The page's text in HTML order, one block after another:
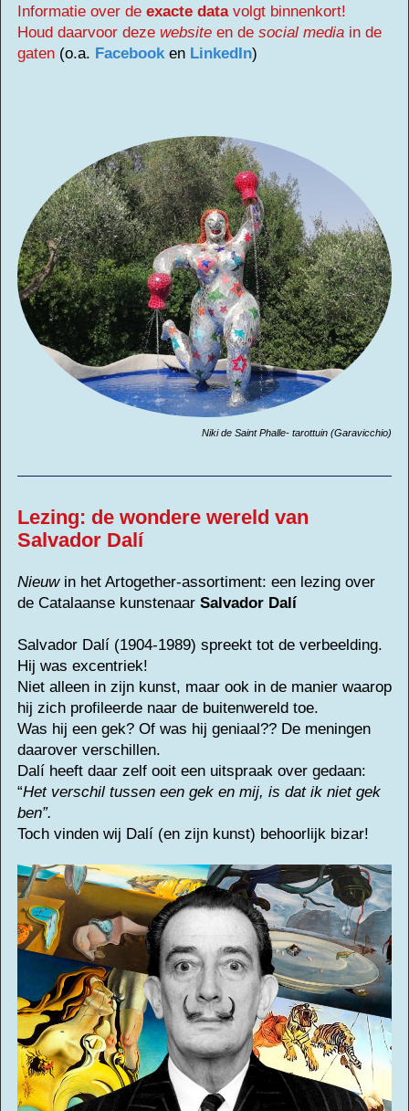
Informatie over de exacte datavolgt binnenkort!
Houd daarvoor dezewebsiteen de social mediain de
gaten(o.a. Facebooken LinkedIn)
Niki de Saint Phalle- tarottuin (Garavicchio)
Lezing: de wondere wereld van
SalvadorDalí
Nieuwin het Artogether-assortiment: een lezing over
de Catalaanse kunstenaar Salvador Dalí
Salvador Dalí (1904-1989) spreekt tot de verbeelding.
Hij was excentriek!
Niet alleen in zijn kunst, maar ook in de manier waarop
hij zich profileerde naar de buitenwereld toe.
Was hij een gek? Of was hij geniaal?? De meningen
daarover verschillen.
Dalí heeft daar zelf ooit een uitspraak over gedaan:
“Het verschil tussen een gek en mij, is dat ik niet gek
ben”.
Toch vinden wij Dalí (en zijn kunst) behoorlijk bizar!